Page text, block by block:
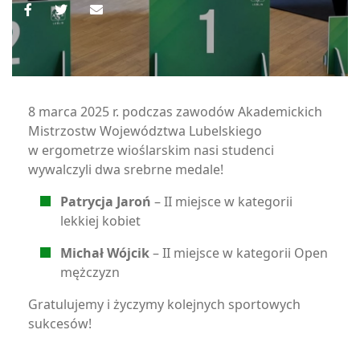
8 marca 2025 r. podczas zawodów Akademickich
Mistrzostw Województwa Lubelskiego
w ergometrze wioślarskim nasi studenci
wywalczyli dwa srebrne medale!
Patrycja Jaroń – II miejsce w kategorii
lekkiej kobiet
Michał Wójcik– II miejsce w kategorii Open
mężczyzn
Gratulujemy i życzymy kolejnych sportowych
sukcesów!